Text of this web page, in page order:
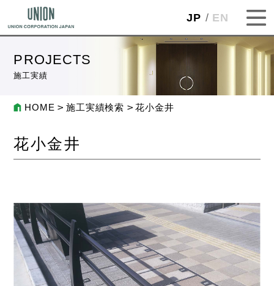
JP EN
PROJECTS
施工実績
HOME 施工実績検索 花小金井
花小金井